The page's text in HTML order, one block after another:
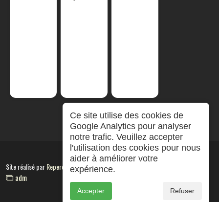
Site réalisé parRepereCom
adm
Ce site utilise des cookies de
Google Analytics pour analyser
notre trafic. Veuillez accepter
l'utilisation des cookies pour nous
aider à améliorer votre
expérience.
Accepter Refuser